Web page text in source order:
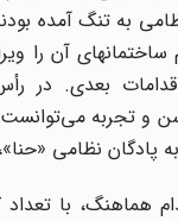
به تنگ آمده
آن را
بعدی. در
به پادگان نظامی
در یک اقدام هماهنگ،